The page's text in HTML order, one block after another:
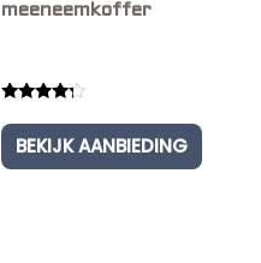
meeneemkoffer
4.00
out of 5
BEKIJK AANBIEDING